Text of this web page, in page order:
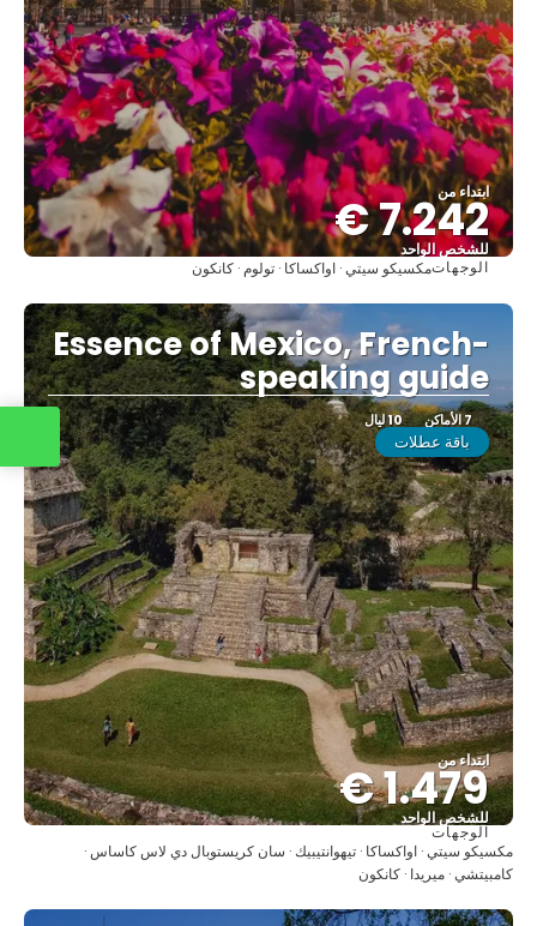
ابتداء من
7.242 €
للشخص الواحد
شاهد
الوجهاتمكسيكو سيتي · اواكساكا · تولوم · كانكون
Essence of Mexico, French-
speaking guide
7 الأماكن 10 ليال
باقة عطلات
ابتداء من
1.479 €
للشخص الواحد
شاهد
الوجهات
مكسيكو سيتي · اواكساكا · تيهوانتيبيك · سان كريستوبال دي لاس كاساس ·
كامبيتشي · ميريدا · كانكون